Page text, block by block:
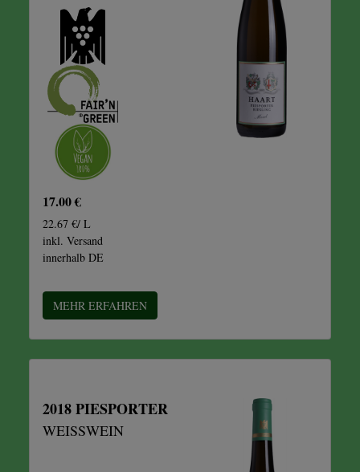
17.00 €
22.67 €/ L
inkl. Versand
innerhalb DE
MEHR ERFAHREN
2018 PIESPORTER
WEISSWEIN